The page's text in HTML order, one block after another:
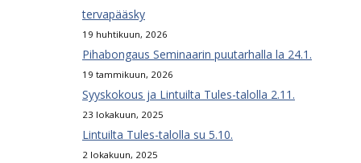
tervapääsky
19 huhtikuun, 2026
Pihabongaus Seminaarin puutarhalla la 24.1.
19 tammikuun, 2026
Syyskokous ja Lintuilta Tules-talolla 2.11.
23 lokakuun, 2025
Lintuilta Tules-talolla su 5.10.
2 lokakuun, 2025